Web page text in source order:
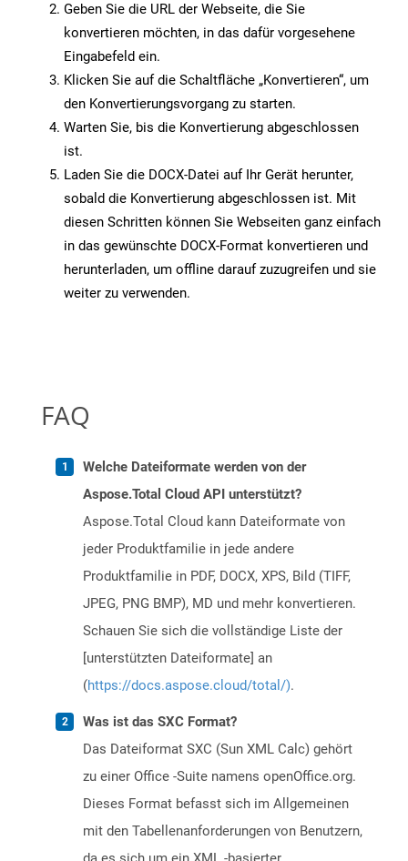
Geben Sie die URL der Webseite, die Sie
konvertieren möchten, in das dafür vorgesehene
Eingabefeld ein.
Klicken Sie auf die Schaltfläche „Konvertieren“, um
den Konvertierungsvorgang zu starten.
Warten Sie, bis die Konvertierung abgeschlossen
ist.
Laden Sie die DOCX-Datei auf Ihr Gerät herunter,
sobald die Konvertierung abgeschlossen ist. Mit
diesen Schritten können Sie Webseiten ganz einfach
in das gewünschte DOCX-Format konvertieren und
herunterladen, um offline darauf zuzugreifen und sie
weiter zu verwenden.
FAQ
Welche Dateiformate werden von der
Aspose.Total Cloud API unterstützt?
Aspose.Total Cloud kann Dateiformate von
jeder Produktfamilie in jede andere
Produktfamilie in PDF, DOCX, XPS, Bild (TIFF,
JPEG, PNG BMP), MD und mehr konvertieren.
Schauen Sie sich die vollständige Liste der
[unterstützten Dateiformate] an
(https://docs.aspose.cloud/total/).
Was ist das SXC Format?
Das Dateiformat SXC (Sun XML Calc) gehört
zu einer Office -Suite namens openOffice.org.
Dieses Format befasst sich im Allgemeinen
mit den Tabellenanforderungen von Benutzern,